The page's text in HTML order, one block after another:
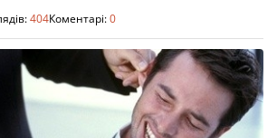
404Коментарі:0